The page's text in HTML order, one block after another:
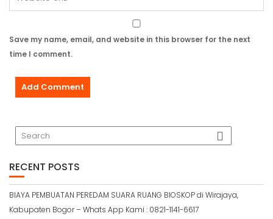
Save my name, email, and website in this browser for the next
time I comment.
RECENT POSTS
BIAYA PEMBUATAN PEREDAM SUARA RUANG BIOSKOP di Wirajaya,
Kabupaten Bogor – Whats App Kami : 0821-1141-6617